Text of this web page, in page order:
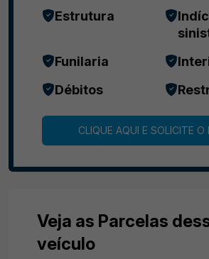
Estrutura
Funilaria
Débitos
CLIQUE AQUI E SOLICITE O
Veja as Parcelas
veículo